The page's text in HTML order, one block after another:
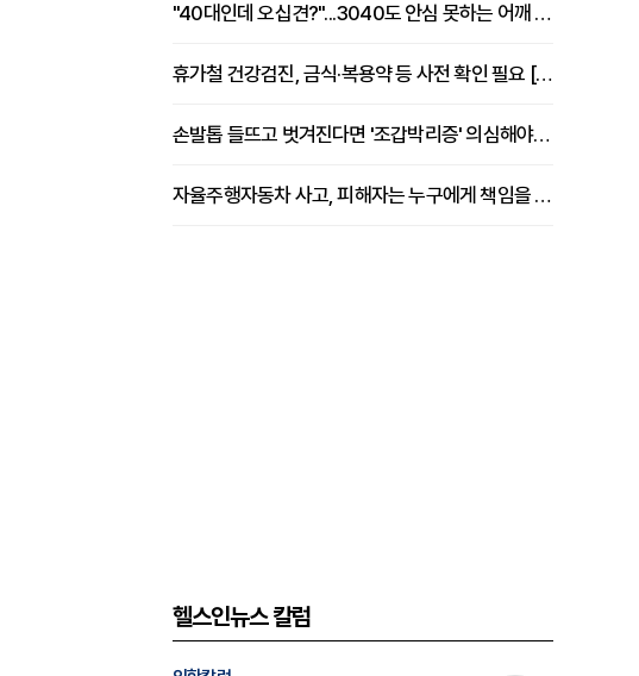
"40대인데 오십견?"...3040도 안심 못하는 어깨 유착성 관절낭염
휴가철 건강검진, 금식·복용약 등 사전 확인 필요 [정도감 원장 칼럼]
손발톱 들뜨고 벗겨진다면 '조갑박리증' 의심해야 [김철윤 원장 칼럼]
자율주행자동차 사고, 피해자는 누구에게 책임을 물을 수 있을까
헬스인뉴스 칼럼